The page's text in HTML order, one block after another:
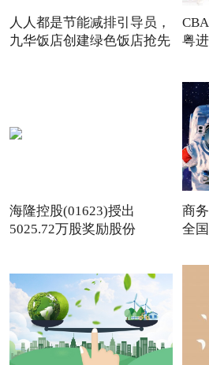
人人都是节能减排引导员，
九华饭店创建绿色饭店抢先
粤
海隆控股(01623)授出
5025.72万股奖励股份
商
全